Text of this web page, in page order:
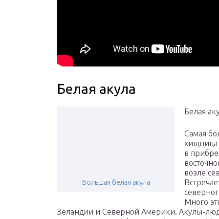
Белая акула
Большая белая акула
Белая
Самая
хищница
в
возле
Много
Зеландии и Северной Америки. Акулы-